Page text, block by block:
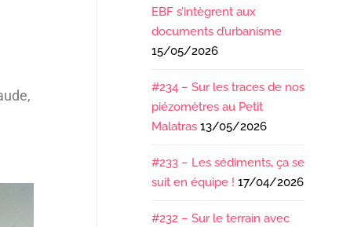
EBF s’intègrent aux
documents d’urbanisme
15/05/2026
#234 – Sur les traces de nos
piézomètres au Petit
Malatras 13/05/2026
#233 – Les sédiments, ça se
suit en équipe ! 17/04/2026
#232 – Sur le terrain avec